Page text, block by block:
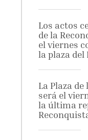
Los actos
de la
el viernes
la plaza del
La Plaza
será el
la última